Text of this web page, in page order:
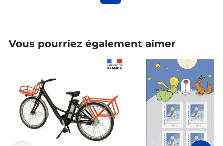
Vous pourriez également aimer
Prix 7,50€